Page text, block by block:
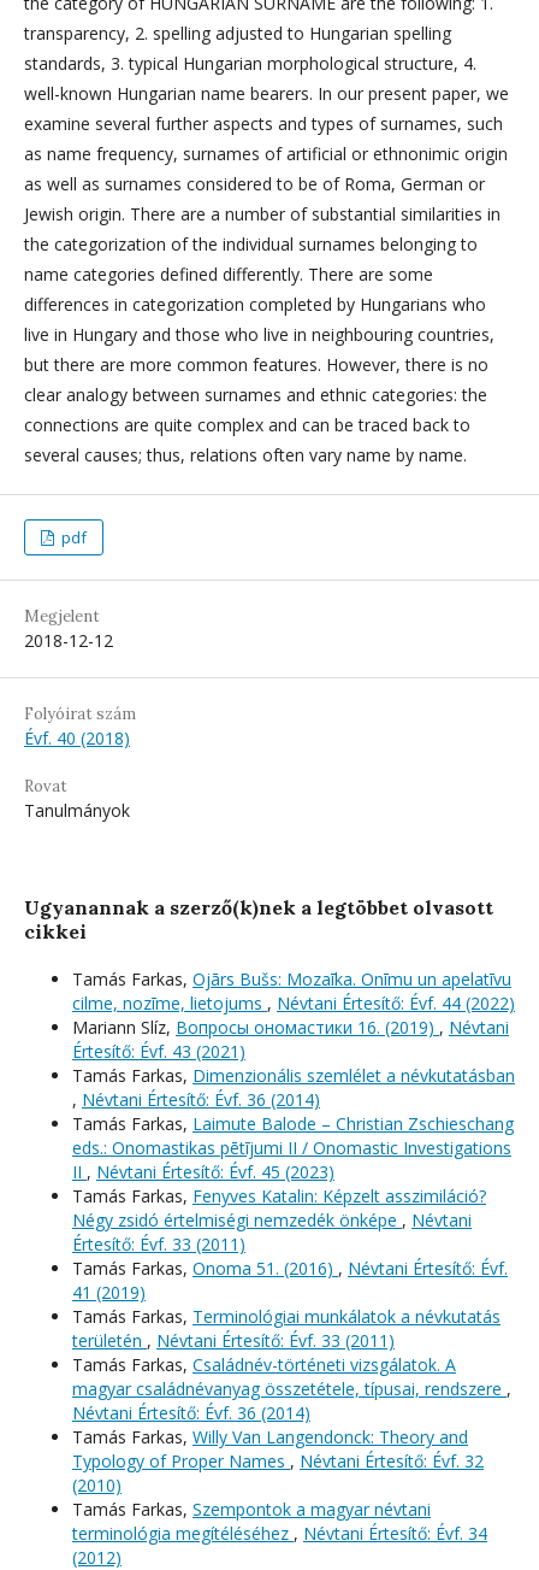
transparency, 2. spelling adjusted to Hungarian spelling
standards, 3. typical Hungarian morphological structure, 4.
well-known Hungarian name bearers. In our present paper, we
examine several further aspects and types of surnames, such
as name frequency, surnames of artificial or ethnonimic origin
as well as surnames considered to be of Roma, German or
Jewish origin. There are a number of substantial similarities in
the categorization of the individual surnames belonging to
name categories defined differently. There are some
differences in categorization completed by Hungarians who
live in Hungary and those who live in neighbouring countries,
but there are more common features. However, there is no
clear analogy between surnames and ethnic categories: the
connections are quite complex and can be traced back to
several causes; thus, relations often vary name by name.
pdf
Megjelent
2018-12-12
Folyóirat szám
Évf. 40 (2018)
Rovat
Tanulmányok
Ugyanannak a szerző(k)nek a legtöbbet olvasott
cikkei
Tamás Farkas, Ojārs Bušs: Mozaīka. Onīmu un apelatīvu
cilme, nozīme, lietojums , Névtani Értesítő: Évf. 44 (2022)
Mariann Slíz, Вопросы oномастики 16. (2019) , Névtani
Értesítő: Évf. 43 (2021)
Tamás Farkas, Dimenzionális szemlélet a névkutatásban
, Névtani Értesítő: Évf. 36 (2014)
Tamás Farkas, Laimute Balode – Christian Zschieschang
eds.: Onomastikas pētījumi II / Onomastic Investigations
II , Névtani Értesítő: Évf. 45 (2023)
Tamás Farkas, Fenyves Katalin: Képzelt asszimiláció?
Négy zsidó értelmiségi nemzedék önképe , Névtani
Értesítő: Évf. 33 (2011)
Tamás Farkas, Onoma 51. (2016) , Névtani Értesítő: Évf.
41 (2019)
Tamás Farkas, Terminológiai munkálatok a névkutatás
területén , Névtani Értesítő: Évf. 33 (2011)
Tamás Farkas, Családnév-történeti vizsgálatok. A
magyar családnévanyag összetétele, típusai, rendszere ,
Névtani Értesítő: Évf. 36 (2014)
Tamás Farkas, Willy Van Langendonck: Theory and
Typology of Proper Names , Névtani Értesítő: Évf. 32
(2010)
Tamás Farkas, Szempontok a magyar névtani
terminológia megítéléséhez , Névtani Értesítő: Évf. 34
(2012)